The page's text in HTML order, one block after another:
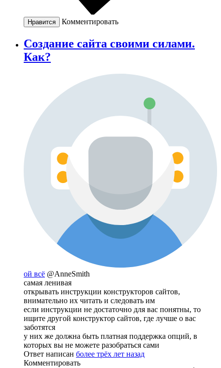
Нравится Комментировать
Создание сайта своими силами.
Как?
ой всё @AnneSmith
самая ленивая
открывать инструкции конструкторов сайтов,
внимательно их читать и следовать им
если инструкции не достаточно для вас понятны, то
ищите другой конструктор сайтов, где лучше о вас
заботятся
у них же должна быть платная поддержка опций, в
которых вы не можете разобраться сами
Ответ написан более трёх лет назад
Комментировать